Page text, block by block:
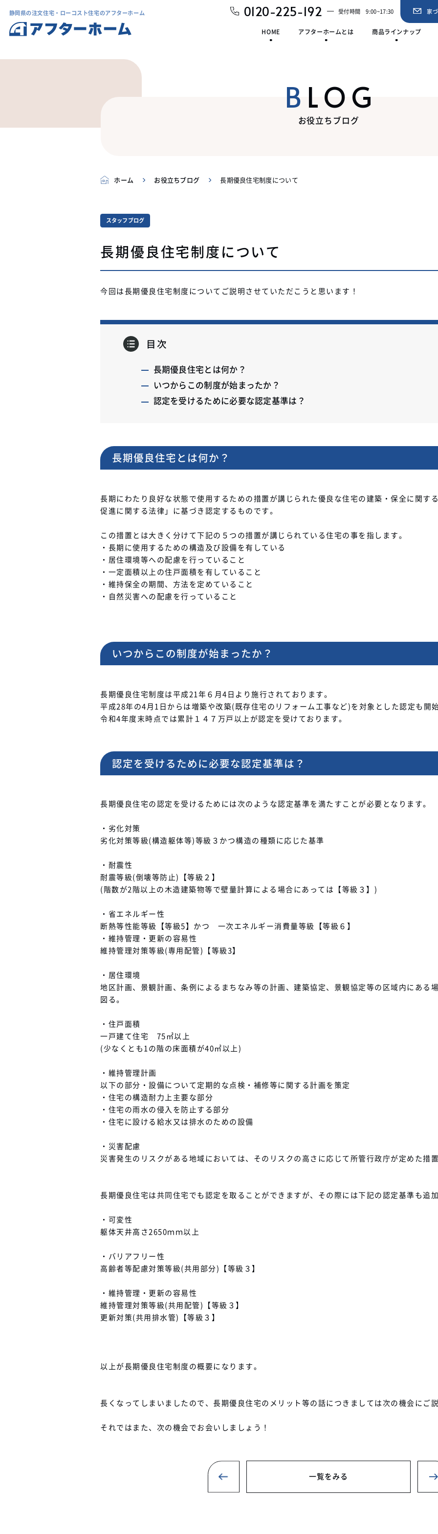
静岡県の注文住宅・ローコスト住宅のアフターホーム 0120-225-192 受付時間 9:00~17:30 家
HOME アフターホームとは 商品ラインナップ
BLOG
お役立ちブログ
ホーム お役立ちブログ 長期優良住宅制度について
スタッフブログ
長期優良住宅制度について
今回は長期優良住宅制度についてご説明させていただこうと思います！
目次
長期優良住宅とは何か？
いつからこの制度が始まったか？
認定を受けるために必要な認定基準は？
長期優良住宅とは何か？
長期にわたり良好な状態で使用するための措置が講じられた優良な住宅の建築・保全に関す
促進に関する法律」に基づき認定するものです。
この措置とは大きく分けて下記の５つの措置が講じられている住宅の事を指します。
・長期に使用するための構造及び設備を有している
・居住環境等への配慮を行っていること
・一定面積以上の住戸面積を有していること
・維持保全の期間、方法を定めていること
・自然災害への配慮を行っていること
いつからこの制度が始まったか？
長期優良住宅制度は平成21年６月4日より施行されております。
平成28年の4月1日からは増築や改築(既存住宅のリフォーム工事など)を対象とした認定も開
令和4年度末時点では累計１４７万戸以上が認定を受けております。
認定を受けるために必要な認定基準は？
長期優良住宅の認定を受けるためには次のような認定基準を満たすことが必要となります。
・劣化対策
劣化対策等級(構造躯体等)等級３かつ構造の種類に応じた基準
・耐震性
耐震等級(倒壊等防止)【等級２】
(階数が2階以上の木造建築物等で壁量計算による場合にあっては【等級３】)
・省エネルギー性
断熱等性能等級【等級5】かつ 一次エネルギー消費量等級【等級６】
・維持管理・更新の容易性
維持管理対策等級(専用配管)【等級3】
・居住環境
地区計画、景観計画、条例によるまちなみ等の計画、建築協定、景観協定等の区域内にある
図る。
・住戸面積
一戸建て住宅 75㎡以上
(少なくとも1の階の床面積が40㎡以上)
・維持管理計画
以下の部分・設備について定期的な点検・補修等に関する計画を策定
・住宅の構造耐力上主要な部分
・住宅の雨水の侵入を防止する部分
・住宅に設ける給水又は排水のための設備
・災害配慮
災害発生のリスクがある地域においては、そのリスクの高さに応じて所管行政庁が定めた措置
長期優良住宅は共同住宅でも認定を取ることができますが、その際には下記の認定基準も追加
・可変性
躯体天井高さ2650ｍｍ以上
・バリアフリー性
高齢者等配慮対策等級(共用部分)【等級３】
・維持管理・更新の容易性
維持管理対策等級(共用配管)【等級３】
更新対策(共用排水管)【等級３】
以上が長期優良住宅制度の概要になります。
長くなってしまいましたので、長期優良住宅のメリット等の話につきましては次の機会にご
それではまた、次の機会でお会いしましょう！
一覧をみる